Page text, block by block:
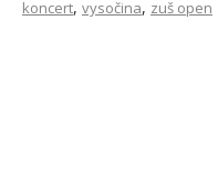
koncert, vysočina, zuš open